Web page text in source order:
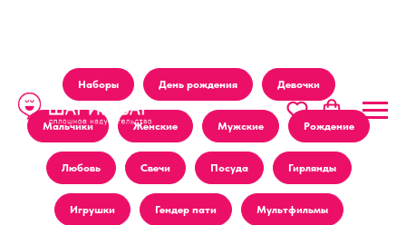
Наборы День рождения Девочки
Мальчики Женские Мужские Рождение
Любовь Свечи Посуда Гирлянды
Игрушки Гендер пати Мультфильмы